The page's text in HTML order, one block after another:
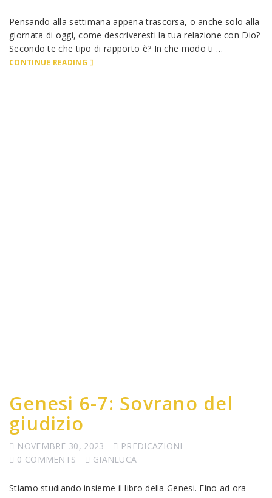
Pensando alla settimana appena trascorsa, o anche solo alla
giornata di oggi, come descriveresti la tua relazione con Dio?
Secondo te che tipo di rapporto è? In che modo ti …
CONTINUE READING
Genesi 6-7: Sovrano del
giudizio
NOVEMBRE 30, 2023
PREDICAZIONI
0 COMMENTS
GIANLUCA
Stiamo studiando insieme il libro della Genesi. Fino ad ora